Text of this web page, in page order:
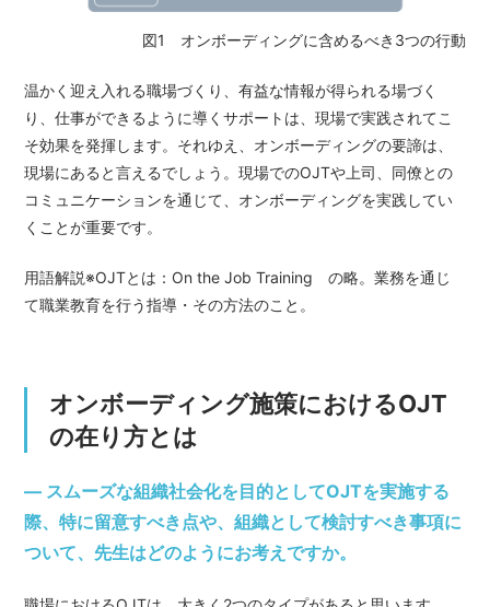
図1 オンボーディングに含めるべき3つの行動
温かく迎え入れる職場づくり、有益な情報が得られる場づく
り、仕事ができるように導くサポートは、現場で実践されてこ
そ効果を発揮します。それゆえ、オンボーディングの要諦は、
現場にあると言えるでしょう。現場でのOJTや上司、同僚との
コミュニケーションを通じて、オンボーディングを実践してい
くことが重要です。
用語解説※OJTとは：On the Job Training の略。業務を通じ
て職業教育を行う指導・その方法のこと。
オンボーディング施策におけるOJT
の在り方とは
— スムーズな組織社会化を目的としてOJTを実施する
際、特に留意すべき点や、組織として検討すべき事項に
ついて、先生はどのようにお考えですか。